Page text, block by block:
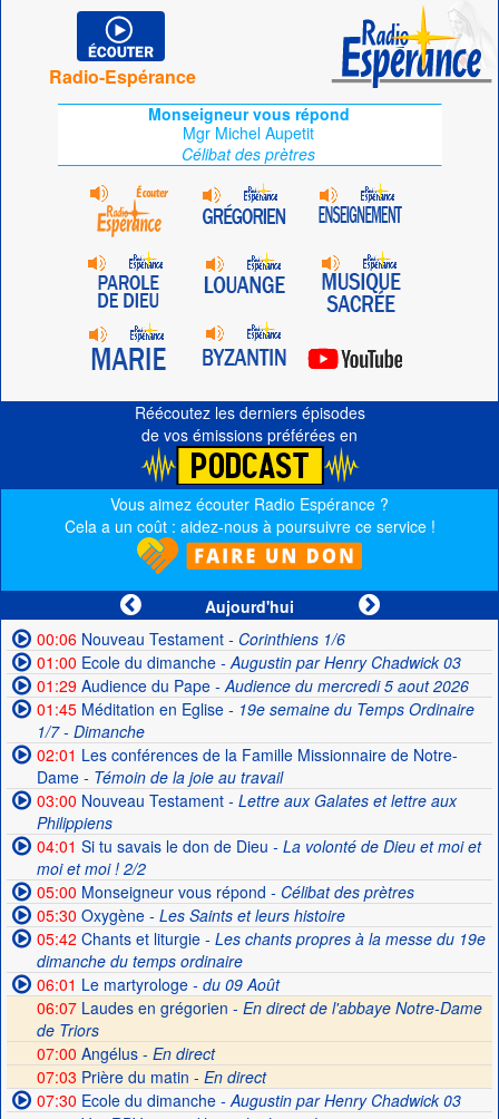
Radio-Espérance
Monseigneur vous répond
Mgr Michel Aupetit
Célibat des prètres
Réécoutez les derniers épisodes
de vos émissions préférées en
Vous aimez écouter Radio Espérance ?
Cela a un coût : aidez-nous à poursuivre ce service !
Aujourd'hui
00:06Nouveau Testament- Corinthiens 1/6
01:00 Ecole du dimanche- Augustin par Henry Chadwick 03
01:29Audience du Pape- Audience du mercredi 5 aout 2026
01:45Méditation en Eglise- 19e semaine du Temps Ordinaire
1/7 - Dimanche
02:01 Les conférences de la Famille Missionnaire de Notre-
Dame- Témoin de la joie au travail
03:00 Nouveau Testament- Lettre aux Galates et lettre aux
Philippiens
04:01 Si tu savais le don de Dieu - La volonté de Dieu et moi et
moi et moi ! 2/2
05:00 Monseigneur vous répond - Célibat des prètres
05:30 Oxygène- Les Saints et leurs histoire
05:42 Chants et liturgie- Les chants propres à la messe du 19e
dimanche du temps ordinaire
06:01 Le martyrologe- du 09 Août
06:07Laudes en grégorien - En direct de l'abbaye Notre-Dame
de Triors
07:00 Angélus - En direct
07:03 Prière du matin - En direct
07:30 Ecole du dimanche- Augustin par Henry Chadwick 03